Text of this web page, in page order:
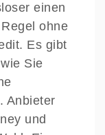
einen
ohne
Es gibt
Sie
Anbieter
und